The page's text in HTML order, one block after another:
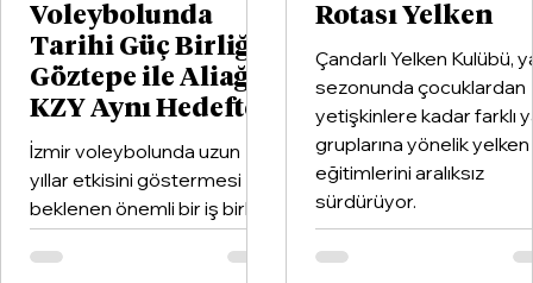
Voleybolunda
Tarihi Güç Birliği:
Göztepe ile Aliağa
KZY Aynı Hedefte
İzmir voleybolunda uzun
yıllar etkisini göstermesi
beklenen önemli bir iş birliği
hayata geçirildi. Kentin köklü
kulüplerinden Göztepe
Rotası Yelken
Çandarlı Yelken Kulübü,
sezonunda çocuklardan
yetişkinlere kadar farklı
gruplarına yönelik yelken
eğitimlerini aralıksız
sürdürüyor.